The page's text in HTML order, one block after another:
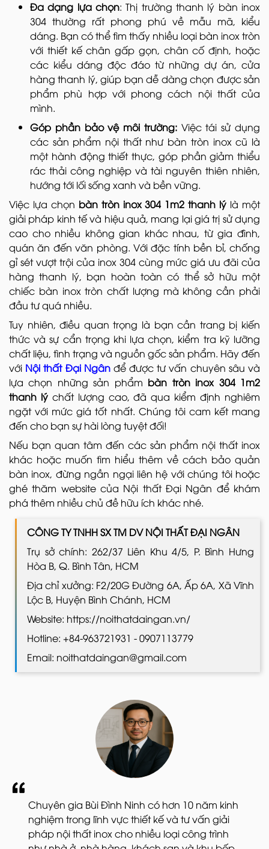
Đa dạng lựa chọn: Thị trường thanh lý bàn inox
304 thường rất phong phú về mẫu mã, kiểu
dáng. Bạn có thể tìm thấy nhiều loại bàn inox tròn
với thiết kế chân gấp gọn, chân cố định, hoặc
các kiểu dáng độc đáo từ những dự án, cửa
hàng thanh lý, giúp bạn dễ dàng chọn được sản
phẩm phù hợp với phong cách nội thất của
mình.
Góp phần bảo vệ môi trường: Việc tái sử dụng
các sản phẩm nội thất như bàn tròn inox cũ là
một hành động thiết thực, góp phần giảm thiểu
rác thải công nghiệp và tài nguyên thiên nhiên,
hướng tới lối sống xanh và bền vững.
Việc lựa chọn bàn tròn inox 304 1m2 thanh lý là một
giải pháp kinh tế và hiệu quả, mang lại giá trị sử dụng
cao cho nhiều không gian khác nhau, từ gia đình,
quán ăn đến văn phòng. Với đặc tính bền bỉ, chống
gỉ sét vượt trội của inox 304 cùng mức giá ưu đãi của
hàng thanh lý, bạn hoàn toàn có thể sở hữu một
chiếc bàn inox tròn chất lượng mà không cần phải
đầu tư quá nhiều.
Tuy nhiên, điều quan trọng là bạn cần trang bị kiến
thức và sự cẩn trọng khi lựa chọn, kiểm tra kỹ lưỡng
chất liệu, tình trạng và nguồn gốc sản phẩm. Hãy đến
với Nội thất Đại Ngânđể được tư vấn chuyên sâu và
lựa chọn những sản phẩm bàn tròn inox 304 1m2
thanh lýchất lượng cao, đã qua kiểm định nghiêm
ngặt với mức giá tốt nhất. Chúng tôi cam kết mang
đến cho bạn sự hài lòng tuyệt đối!
Nếu bạn quan tâm đến các sản phẩm nội thất inox
khác hoặc muốn tìm hiểu thêm về cách bảo quản
bàn inox, đừng ngần ngại liên hệ với chúng tôi hoặc
ghé thăm website của Nội thất Đại Ngân để khám
phá thêm nhiều chủ đề hữu ích khác nhé.
CÔNG TY TNHH SX TM DV NỘI THẤT ĐẠI NGÂN
Trụ sở chính: 262/37 Liên Khu 4/5, P. Bình Hưng
Hòa B, Q. Bình Tân, HCM
Địa chỉ xưởng: F2/20G Đường 6A, Ấp 6A, Xã Vĩnh
Lộc B, Huyện Bình Chánh, HCM
Website: https://noithatdaingan.vn/
Hotline: +84-963721931 - 0907113779
Email: noithatdaingan@gmail.com
Chuyên gia Bùi Đình Ninh có hơn 10 năm kinh
nghiệm trong lĩnh vực thiết kế và tư vấn giải
pháp nội thất inox cho nhiều loại công trình